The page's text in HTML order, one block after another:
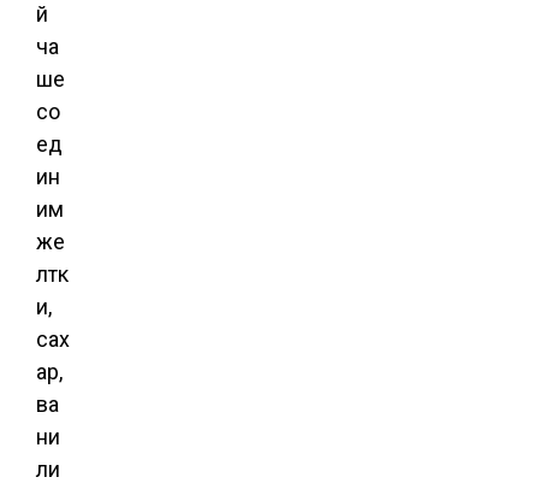
й
ча
ше
со
ед
ин
им
же
лтк
и,
сах
ар,
ва
ни
ли